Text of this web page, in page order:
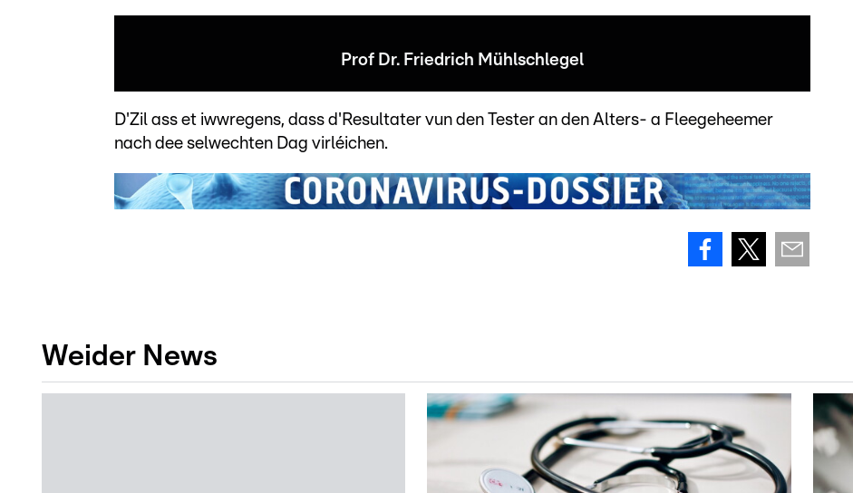
Prof Dr. Friedrich Mühlschlegel
D'Zil ass et iwwregens, dass d'Resultater vun den Tester an den Alters- a Fleegeheemer
nach dee selwechten Dag virléichen.
Weider News